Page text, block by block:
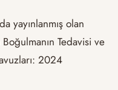
yayınlanmış olan
Tedavisi ve
2024